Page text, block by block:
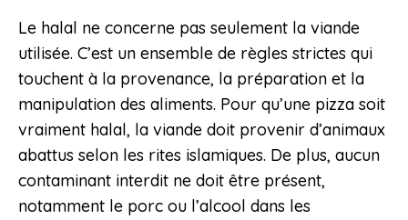
Le halal ne concerne pas seulement la viande
utilisée. C’est un ensemble de règles strictes qui
touchent à la provenance, la préparation et la
manipulation des aliments. Pour qu’une pizza soit
vraiment halal, la viande doit provenir d’animaux
abattus selon les rites islamiques. De plus, aucun
contaminant interdit ne doit être présent,
notamment le porc ou l’alcool dans les